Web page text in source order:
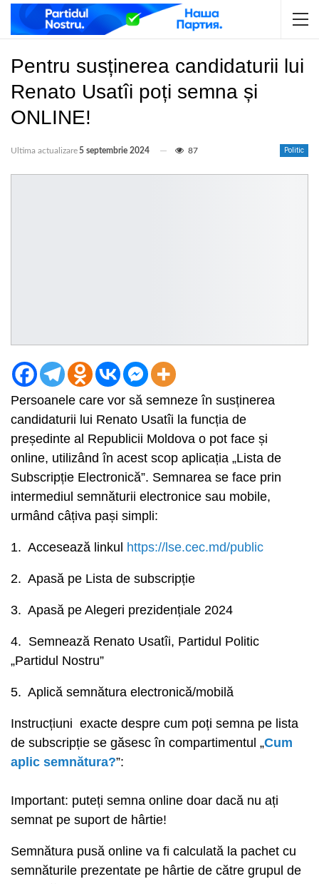
Pentru susținerea candidaturii lui
Renato Usatîi poți semna și
ONLINE!
Politic
Ultima actualizare5 septembrie 2024 87
Persoanele care vor să semneze în susținerea
candidaturii lui Renato Usatîi la funcția de
președinte al Republicii Moldova o pot face și
online, utilizând în acest scop aplicația „Lista de
Subscripție Electronică”. Semnarea se face prin
intermediul semnăturii electronice sau mobile,
urmând câțiva pași simpli:
1. Accesează linkul https://lse.cec.md/public
2. Apasă pe Lista de subscripție
3. Apasă pe Alegeri prezidențiale 2024
4. Semnează Renato Usatîi, Partidul Politic
„Partidul Nostru”
5. Aplică semnătura electronică/mobilă
Instrucțiuni exacte despre cum poți semna pe lista
de subscripție se găsesc în compartimentul „Cum
aplic semnătura?”:
Important: puteți semna online doar dacă nu ați
semnat pe suport de hârtie!
Semnătura pusă online va fi calculată la pachet cu
semnăturile prezentate pe hârtie de către grupul de